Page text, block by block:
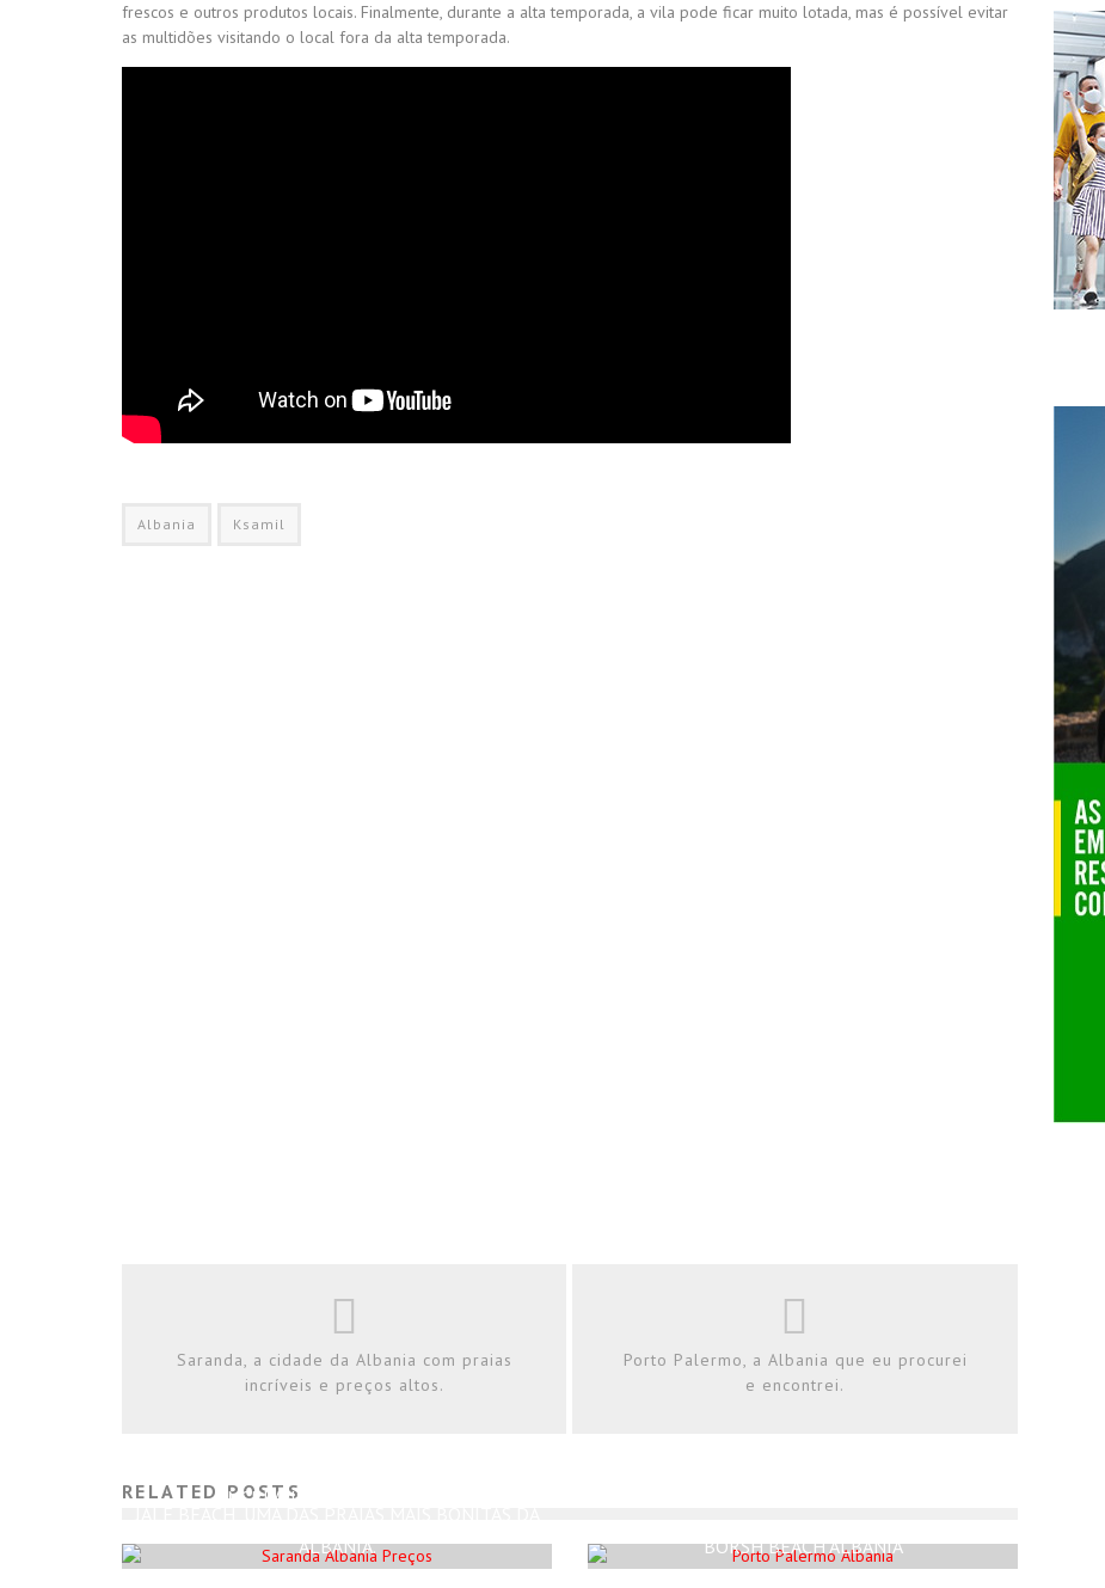
frescos e outros produtos locais. Finalmente, durante a alta temporada, a vila pode ficar muito lotada, mas é possível evitar
as multidões visitando o local fora da alta temporada.
Albania Ksamil
Saranda, a cidade da Albania com praias
incríveis e preços altos.
Porto Palermo, a Albania que eu procurei
e encontrei.
RELATED POSTSINCRÍVEIS E PREÇOS ALTOS.
ALBÂNIA.
BORSH BEACH ALBANIA